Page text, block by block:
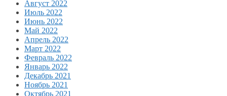
Август 2022
Июль 2022
Июнь 2022
Май 2022
Апрель 2022
Март 2022
Февраль 2022
Январь 2022
Декабрь 2021
Ноябрь 2021
Октябрь 2021